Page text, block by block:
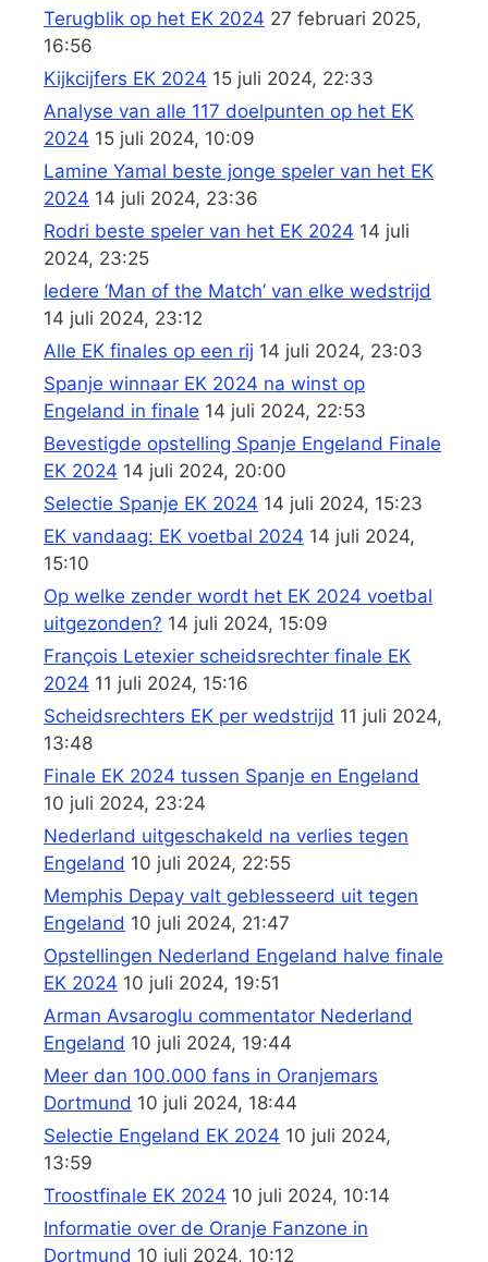
Terugblik op het EK 2024 27 februari 2025,
16:56
Kijkcijfers EK 2024 15 juli 2024, 22:33
Analyse van alle 117 doelpunten op het EK
2024 15 juli 2024, 10:09
Lamine Yamal beste jonge speler van het EK
2024 14 juli 2024, 23:36
Rodri beste speler van het EK 2024 14 juli
2024, 23:25
Iedere ‘Man of the Match’ van elke wedstrijd
14 juli 2024, 23:12
Alle EK finales op een rij 14 juli 2024, 23:03
Spanje winnaar EK 2024 na winst op
Engeland in finale 14 juli 2024, 22:53
Bevestigde opstelling Spanje Engeland Finale
EK 2024 14 juli 2024, 20:00
Selectie Spanje EK 2024 14 juli 2024, 15:23
EK vandaag: EK voetbal 2024 14 juli 2024,
15:10
Op welke zender wordt het EK 2024 voetbal
uitgezonden? 14 juli 2024, 15:09
François Letexier scheidsrechter finale EK
2024 11 juli 2024, 15:16
Scheidsrechters EK per wedstrijd 11 juli 2024,
13:48
Finale EK 2024 tussen Spanje en Engeland
10 juli 2024, 23:24
Nederland uitgeschakeld na verlies tegen
Engeland 10 juli 2024, 22:55
Memphis Depay valt geblesseerd uit tegen
Engeland 10 juli 2024, 21:47
Opstellingen Nederland Engeland halve finale
EK 2024 10 juli 2024, 19:51
Arman Avsaroglu commentator Nederland
Engeland 10 juli 2024, 19:44
Meer dan 100.000 fans in Oranjemars
Dortmund 10 juli 2024, 18:44
Selectie Engeland EK 2024 10 juli 2024,
13:59
Troostfinale EK 2024 10 juli 2024, 10:14
Informatie over de Oranje Fanzone in
Dortmund 10 juli 2024, 10:12